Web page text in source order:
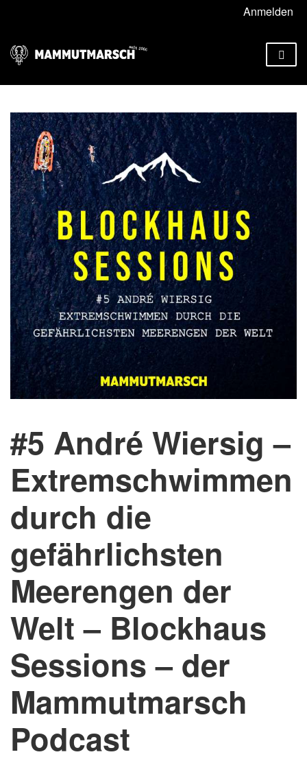
Anmelden
#5 André Wiersig –
Extremschwimmen
durch die
gefährlichsten
Meerengen der
Welt – Blockhaus
Sessions – der
Mammutmarsch
Podcast